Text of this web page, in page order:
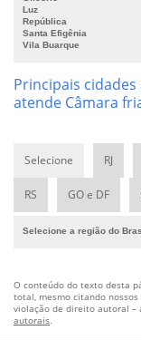
Câmara para
Câmara para frigorífico
Câmara resfriada
Câmaras frigoríficas
Câmaras frigoríficas
Câmaras frigoríficas
Câmaras para sementes
Central de refrigeração
Central de refrigeração
Central frigorífica para
Luz
República
Santa Efigênia
Vila Buarque
Principais
atende Câmara
Selecione RJ
RS GO e DF
Selecione a região do
O conteúdo do texto desta
total, mesmo citando
violação de direito autoral –
autorais.